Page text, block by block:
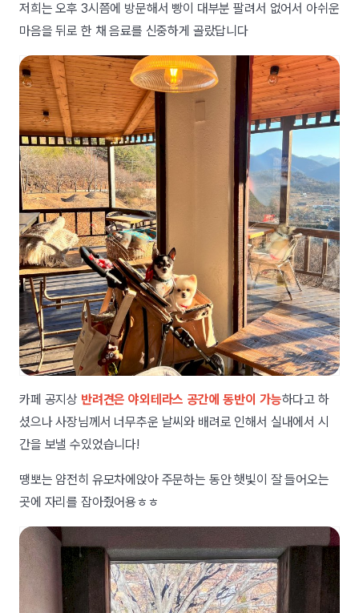
저희는 오후 3시쯤에 방문해서 빵이 대부분 팔려서 없어서 아쉬운
마음을 뒤로 한 채 음료를 신중하게 골랐답니다
카페 공지상 반려견은 야외테라스 공간에 동반이 가능하다고 하
셨으나 사장님께서 너무추운 날씨와 배려로 인해서 실내에서 시
간을 보낼 수있었습니다!
땡뽀는 얌전히 유모차에앉아 주문하는 동안 햇빛이 잘 들어오는
곳에 자리를 잡아줬어용ㅎㅎ